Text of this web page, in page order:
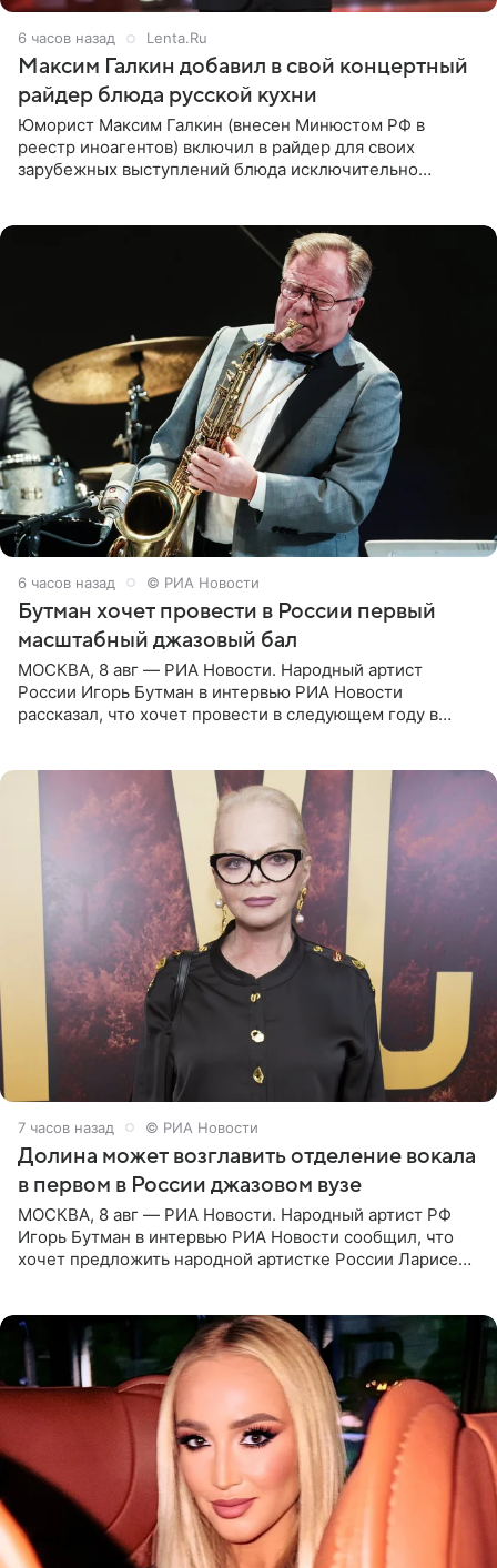
6 часов назад Lenta.Ru
Максим Галкин добавил в свой концертный
райдер блюда русской кухни
Юморист Максим Галкин (внесен Минюстом РФ в
реестр иноагентов) включил в райдер для своих
зарубежных выступлений блюда исключительно
6 часов назад © РИА Новости
Бутман хочет провести в России первый
масштабный джазовый бал
МОСКВА, 8 авг — РИА Новости. Народный артист
России Игорь Бутман в интервью РИА Новости
рассказал, что хочет провести в следующем году в
7 часов назад © РИА Новости
Долина может возглавить отделение вокала
в первом в России джазовом вузе
МОСКВА, 8 авг — РИА Новости. Народный артист РФ
Игорь Бутман в интервью РИА Новости сообщил, что
хочет предложить народной артистке России Ларисе